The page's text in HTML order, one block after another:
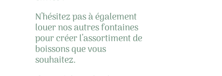
N’hésitez pas à également
louer nos autres fontaines
pour créer l’assortiment de
boissons que vous
souhaitez.